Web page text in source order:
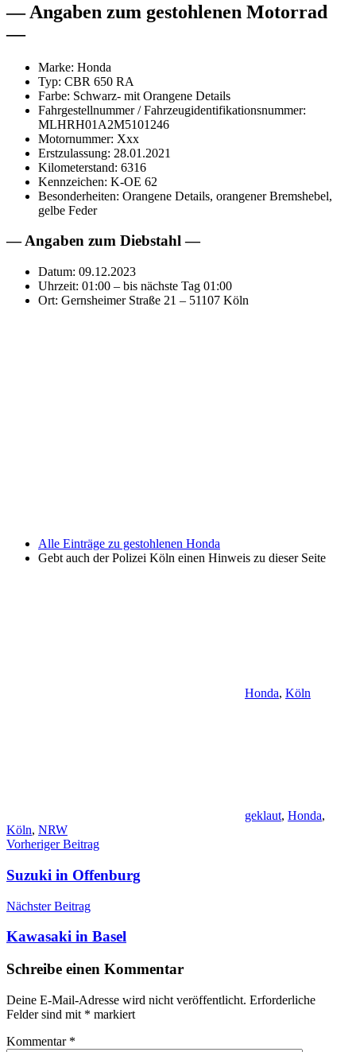
— Angaben zum gestohlenen Motorrad
—
Marke: Honda
Typ: CBR 650 RA
Farbe: Schwarz- mit Orangene Details
Fahrgestellnummer / Fahrzeugidentifikationsnummer:
MLHRH01A2M5101246
Motornummer: Xxx
Erstzulassung: 28.01.2021
Kilometerstand: 6316
Kennzeichen: K-OE 62
Besonderheiten: Orangene Details, orangener Bremshebel,
gelbe Feder
— Angaben zum Diebstahl —
Datum: 09.12.2023
Uhrzeit: 01:00 – bis nächste Tag 01:00
Ort: Gernsheimer Straße 21 – 51107 Köln
Alle Einträge zu gestohlenen Honda
Gebt auch der Polizei Köln einen Hinweis zu dieser Seite
Honda, Köln
geklaut, Honda,
Köln, NRW
Beitragsnavigation
Vorheriger Beitrag
Suzuki in Offenburg
Nächster Beitrag
Kawasaki in Basel
Schreibe einen Kommentar
Deine E-Mail-Adresse wird nicht veröffentlicht. Erforderliche
Felder sind mit * markiert
Kommentar *